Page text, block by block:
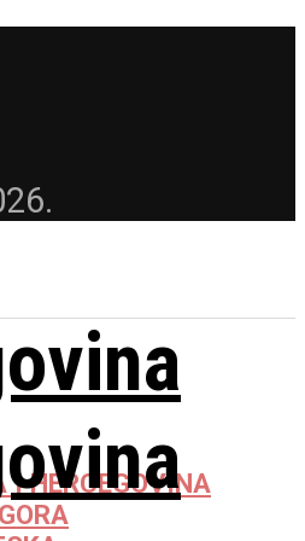
I HERCEGOVINA